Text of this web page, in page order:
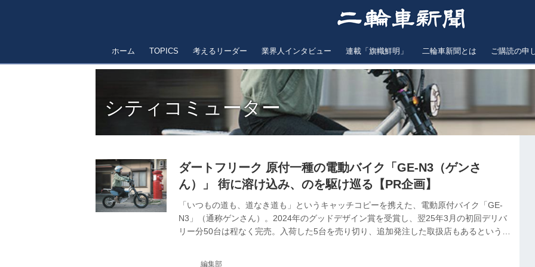
ホーム TOPICS 考えるリーダー 業界人インタビュー 連載「旗幟鮮明」 二輪車新聞とは ご購読の申
シティコミューター
ダートフリーク 原付一種の電動バイク「GE-N3（ゲンさ
ん）」 街に溶け込み、のを駆け巡る【PR企画】
「いつもの道も、道なき道も」というキャッチコピーを携えた、電動原付バイク「GE-
N3」（通称ゲンさん）。2024年のグッドデザイン賞を受賞し、翌25年3月の初回デリバ
リー分50台は程なく完売。入荷した5台を売り切り、追加発注した取扱店もあるという。
編集部